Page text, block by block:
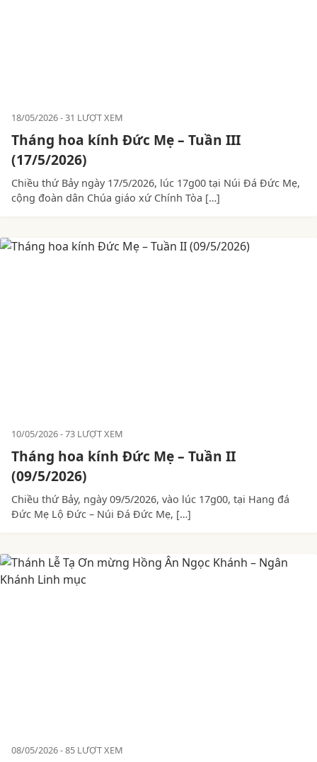
18/05/2026 31 LƯỢT XEM
Tháng hoa kính Đức Mẹ – Tuần III
(17/5/2026)
Chiều thứ Bảy ngày 17/5/2026, lúc 17g00 tại Núi Đá Đức Mẹ,
cộng đoàn dân Chúa giáo xứ Chính Tòa […]
10/05/2026 73 LƯỢT XEM
Tháng hoa kính Đức Mẹ – Tuần II
(09/5/2026)
Chiều thứ Bảy, ngày 09/5/2026, vào lúc 17g00, tại Hang đá
Đức Mẹ Lộ Đức – Núi Đá Đức Mẹ, […]
08/05/2026 85 LƯỢT XEM